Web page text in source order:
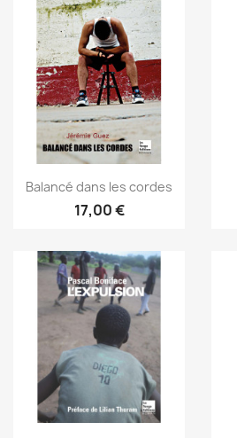
Balancé dans les cordes
17,00 €